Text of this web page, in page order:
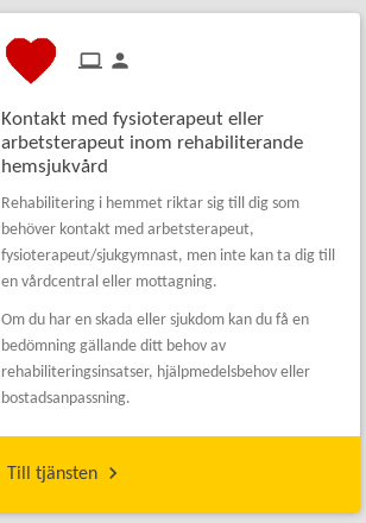
Kontakt med fysioterapeut eller
arbetsterapeut inom rehabiliterande
hemsjukvård
Rehabilitering i hemmet riktar sig till dig som
behöver kontakt med arbetsterapeut,
fysioterapeut/sjukgymnast, men inte kan ta dig till
en vårdcentral eller mottagning.
Om du har en skada eller sjukdom kan du få en
bedömning gällande ditt behov av
rehabiliteringsinsatser, hjälpmedelsbehov eller
bostadsanpassning.
Till tjänsten